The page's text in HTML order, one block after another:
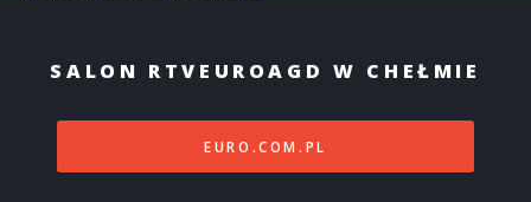
SALON RTVEUROAGD W CHEŁMIE
EURO.COM.PL